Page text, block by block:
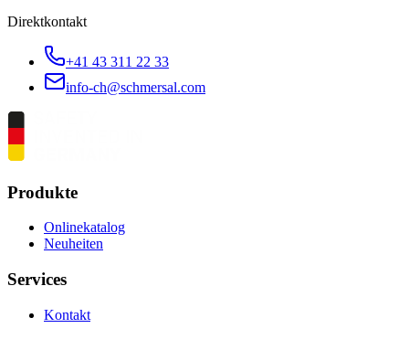
Direktkontakt
+41 43 311 22 33
info-ch@schmersal.com
Produkte
Onlinekatalog
Neuheiten
Services
Kontakt